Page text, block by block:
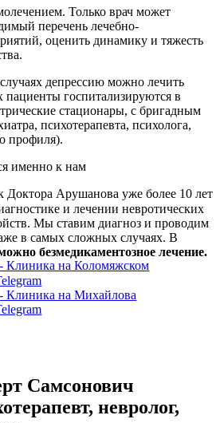
Только врач может
перечень лечебно-
оценить динамику и тяжесть
депрессию можно лечить
госпитализируются в
стационары, с бригадным
психотерапевта, психолога,
профиля).
именно к нам
Арушанова уже более 10 лет
и лечении невротических
Мы ставим диагноз и проводим
в самых сложных случаях. В
безмедикаментозное лечение.
Клиника на Коломяжском
Клиника на Михайлова
Самсонович
невролог,